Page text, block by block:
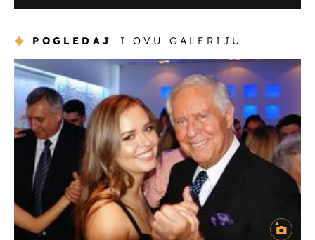
POGLEDAJ I OVU GALERIJU